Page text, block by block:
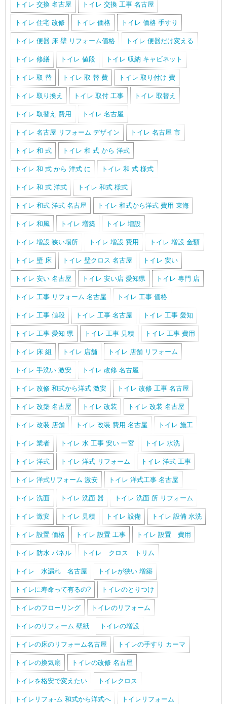
トイレ 交換 名古屋 トイレ 交換 工事 名古屋
トイレ 住宅 改修 トイレ 価格 トイレ 価格 手すり
トイレ 便器 床 壁 リフォーム価格 トイレ 便器だけ変える
トイレ 修繕 トイレ 値段 トイレ 収納 キャビネット
トイレ 取 替 トイレ 取 替 費 トイレ 取り付け 費
トイレ 取り換え トイレ 取付 工事 トイレ 取替え
トイレ 取替え 費用 トイレ 名古屋
トイレ 名古屋 リフォーム デザイン トイレ 名古屋 市
トイレ 和 式 トイレ 和 式 から 洋式
トイレ 和 式 から 洋式 に トイレ 和 式 様式
トイレ 和 式 洋式 トイレ 和式 様式
トイレ 和式 洋式 名古屋 トイレ 和式から洋式 費用 東海
トイレ 和風 トイレ 増築 トイレ 増設
トイレ 増設 狭い場所 トイレ 増設 費用 トイレ 増設 金額
トイレ 壁 床 トイレ 壁クロス 名古屋 トイレ 安い
トイレ 安い 名古屋 トイレ 安い店 愛知県 トイレ 専門 店
トイレ 工事 リフォーム 名古屋 トイレ 工事 価格
トイレ 工事 値段 トイレ 工事 名古屋 トイレ 工事 愛知
トイレ 工事 愛知 県 トイレ 工事 見積 トイレ 工事 費用
トイレ 床 組 トイレ 店舗 トイレ 店舗 リフォーム
トイレ 手洗い 激安 トイレ 改修 名古屋
トイレ 改修 和式から洋式 激安 トイレ 改修 工事 名古屋
トイレ 改築 名古屋 トイレ 改装 トイレ 改装 名古屋
トイレ 改装 店舗 トイレ 改装 費用 名古屋 トイレ 施工
トイレ 業者 トイレ 水 工事 安い 一宮 トイレ 水洗
トイレ 洋式 トイレ 洋式 リフォーム トイレ 洋式 工事
トイレ 洋式リフォーム 激安 トイレ 洋式工事 名古屋
トイレ 洗面 トイレ 洗面 器 トイレ 洗面 所 リフォーム
トイレ 激安 トイレ 見積 トイレ 設備 トイレ 設備 水洗
トイレ 設置 価格 トイレ 設置 工事 トイレ 設置 費用
トイレ 防水 パネル トイレ クロス トリム
トイレ 水漏れ 名古屋 トイレが狭い 増築
トイレに寿命って有るの? トイレのとりつけ
トイレのフローリング トイレのリフォーム
トイレのリフォーム 壁紙 トイレの増設
トイレの床のリフォーム名古屋 トイレの手すり カーマ
トイレの換気扇 トイレの改修 名古屋
トイレを格安で変えたい トイレクロス
トイレリフォ-ム 和式から洋式へ トイレリフォーム